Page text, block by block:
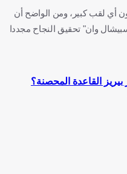
أي لقب كبير، ومن الواضح أن
وان" تحقيق النجاح مجددا
القاعدة المحصنة؟